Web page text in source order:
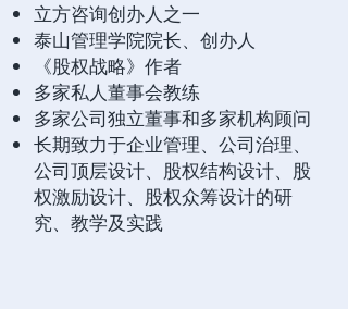
立方咨询创办人之一
泰山管理学院院长、创办人
《股权战略》作者
多家私人董事会教练
多家公司独立董事和多家机构顾问
长期致力于企业管理、公司治理、
公司顶层设计、股权结构设计、股
权激励设计、股权众筹设计的研
究、教学及实践